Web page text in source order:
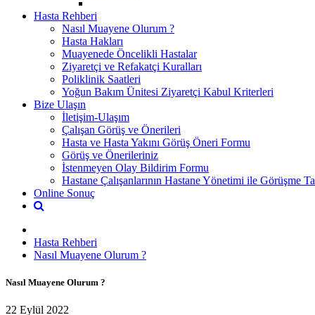
Hasta Rehberi
Nasıl Muayene Olurum ?
Hasta Hakları
Muayenede Öncelikli Hastalar
Ziyaretçi ve Refakatçi Kuralları
Poliklinik Saatleri
Yoğun Bakım Ünitesi Ziyaretçi Kabul Kriterleri
Bize Ulaşın
İletişim-Ulaşım
Çalışan Görüş ve Önerileri
Hasta ve Hasta Yakını Görüş Öneri Formu
Görüş ve Önerileriniz
İstenmeyen Olay Bildirim Formu
Hastane Çalışanlarının Hastane Yönetimi ile Görüşme
Online Sonuç
Hasta Rehberi
Nasıl Muayene Olurum ?
Nasıl Muayene Olurum ?
22 Eylül 2022